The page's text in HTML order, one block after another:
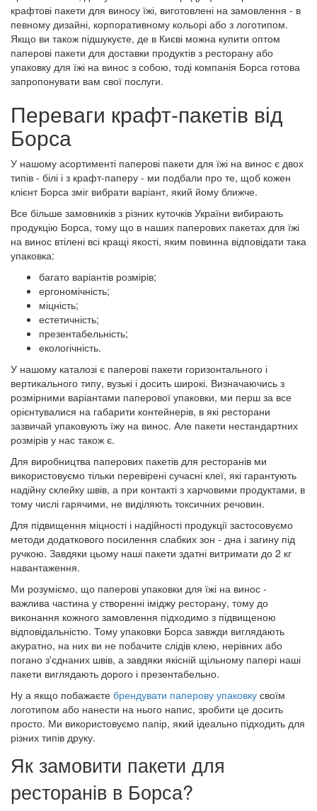
крафтові пакети для виносу їжі, виготовлені на замовлення - в
певному дизайні, корпоративному кольорі або з логотипом.
Якщо ви також підшукуєте, де в Києві можна купити оптом
паперові пакети для доставки продуктів з ресторану або
упаковку для їжі на винос з собою, тоді компанія Борса готова
запропонувати вам свої послуги.
Переваги крафт-пакетів від
Борса
У нашому асортименті паперові пакети для їжі на винос є двох
типів - білі і з крафт-паперу - ми подбали про те, щоб кожен
клієнт Борса зміг вибрати варіант, який йому ближче.
Все більше замовників з різних куточків України вибирають
продукцію Борса, тому що в наших паперових пакетах для їжі
на винос втілені всі кращі якості, яким повинна відповідати така
упаковка:
багато варіантів розмірів;
ергономічність;
міцність;
естетичність;
презентабельність;
екологічність.
У нашому каталозі є паперові пакети горизонтального і
вертикального типу, вузькі і досить широкі. Визначаючись з
розмірними варіантами паперової упаковки, ми перш за все
орієнтувалися на габарити контейнерів, в які ресторани
зазвичай упаковують їжу на винос. Але пакети нестандартних
розмірів у нас також є.
Для виробництва паперових пакетів для ресторанів ми
використовуємо тільки перевірені сучасні клеї, які гарантують
надійну склейку швів, а при контакті з харчовими продуктами, в
тому числі гарячими, не виділяють токсичних речовин.
Для підвищення міцності і надійності продукції застосовуємо
методи додаткового посилення слабких зон - дна і загину під
ручкою. Завдяки цьому наші пакети здатні витримати до 2 кг
навантаження.
Ми розуміємо, що паперові упаковки для їжі на винос -
важлива частина у створенні іміджу ресторану, тому до
виконання кожного замовлення підходимо з підвищеною
відповідальністю. Тому упаковки Борса завжди виглядають
акуратно, на них ви не побачите слідів клею, нерівних або
погано з'єднаних швів, а завдяки якісній щільному папері наші
пакети виглядають дорого і презентабельно.
Ну а якщо побажаєте брендувати паперову упаковку своїм
логотипом або нанести на нього напис, зробити це досить
просто. Ми використовуємо папір, який ідеально підходить для
різних типів друку.
Як замовити пакети для
ресторанів в Борса?